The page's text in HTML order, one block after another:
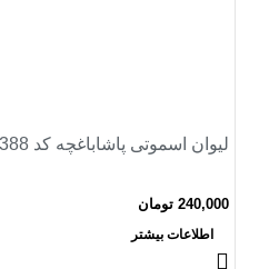
لیوان اسموتی پاشاباغچه کد 80388
240,000 تومان
اطلاعات بیشتر